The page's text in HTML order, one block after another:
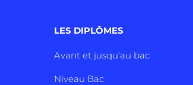
LES DIPLÔMES
Avant et jusqu’au bac
Niveau Bac